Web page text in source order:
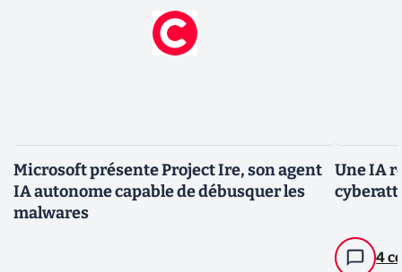
Microsoft présente Project Ire, son agent
IA autonome capable de débusquer les
malwares
Une IA
4